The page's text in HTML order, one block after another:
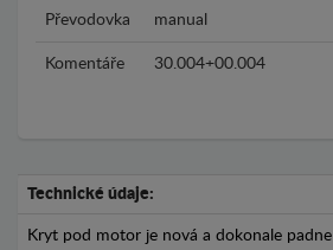
Převodovka manual
Komentáře 30.004+00.004
Technické údaje:
Kryt pod motor je nová a dokonale